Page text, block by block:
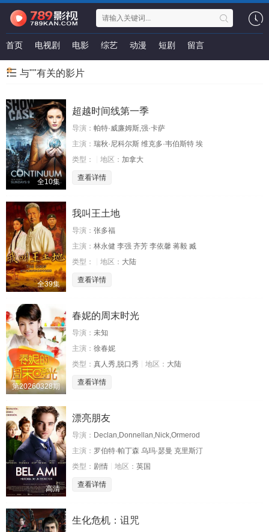
首页 电视剧 电影 综艺 动漫 短剧 留言
与""有关的影片
全10集
超越时间线第一季
导演： 帕特·威廉姆斯,强·卡萨
主演： 瑞秋·尼科尔斯 维克多·韦伯斯特 埃
类型：
地区： 加拿大
查看详情
全39集
我叫王土地
导演： 张多福
主演： 林永健 李强 齐芳 李依馨 蒋毅 臧
类型：
地区： 大陆
查看详情
第20260328期
春妮的周末时光
导演： 未知
主演： 徐春妮
类型： 真人秀,脱口秀 地区： 大陆
查看详情
高清
漂亮朋友
导演： Declan,Donnellan,Nick,Ormerod
主演： 罗伯特·帕丁森 乌玛·瑟曼 克里斯汀
类型： 剧情 地区： 英国
查看详情
生化危机：诅咒